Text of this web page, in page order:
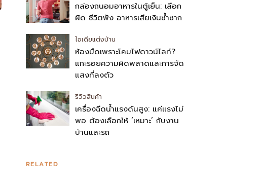
กล่องถนอมอาหารในตู้เย็น: เลือก
ผิด ชีวิตพัง อาหารเสียเงินซ้ำซาก
ไอเดียแต่งบ้าน
ห้องมืดเพราะโคมไฟดาวน์ไลท์?
แกะรอยความผิดพลาดและการจัด
แสงที่ลงตัว
รีวิวสินค้า
เครื่องฉีดน้ำแรงดันสูง: แค่แรงไม่
พอ ต้องเลือกให้ ‘เหมาะ’ กับงาน
บ้านและรถ
RELATED